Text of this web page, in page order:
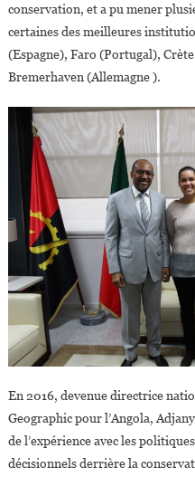
conservation, et a pu mener
certaines des meilleures
(Espagne), Faro (Portugal),
Bremerhaven (Allemagne ).
En 2016, devenue directrice
Geographic pour l’Angola,
de l’expérience avec les
décisionnels derrière la